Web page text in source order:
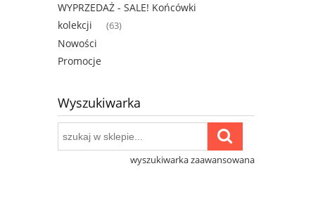
WYPRZEDAŻ - SALE! Końcówki
kolekcji
(63)
Nowości
Promocje
Wyszukiwarka
wyszukiwarka zaawansowana